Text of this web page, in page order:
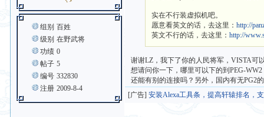
组别 百姓
级别 在野武将
功绩 0
帖子 5
编号 332830
注册 2009-8-4
实在不行装虚拟机吧。
愿意看英文的话，去这里：http://
英文不行的话，去这里：http://
谢谢LZ，我下了你的人民将军，VISTA可
想请问你一下，哪里可以下的到PEG-
还能有别的连接吗？另外，国内有无PG2
[广告]安装Alexa工具条，提高轩辕排名，